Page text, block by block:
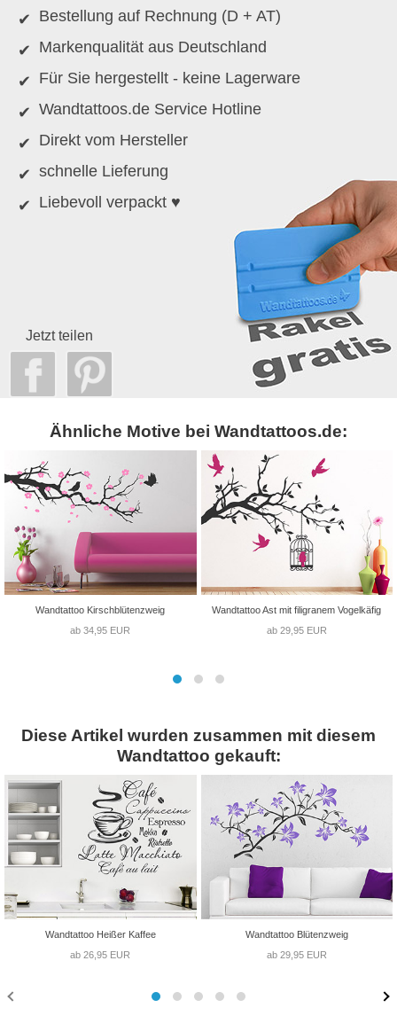
Bestellung auf Rechnung (D + AT)
Markenqualität aus Deutschland
Für Sie hergestellt - keine Lagerware
Wandtattoos.de Service Hotline
Direkt vom Hersteller
schnelle Lieferung
Liebevoll verpackt ♥
Jetzt teilen
Ähnliche Motive bei Wandtattoos.de:
Wandtattoo Kirschblütenzweig
ab 34,95 EUR
Wandtattoo Ast mit filigranem Vogelkäfig
ab 29,95 EUR
Diese Artikel wurden zusammen mit diesem
Wandtattoo gekauft:
Wandtattoo Heißer Kaffee
ab 26,95 EUR
Wandtattoo Blütenzweig
ab 29,95 EUR